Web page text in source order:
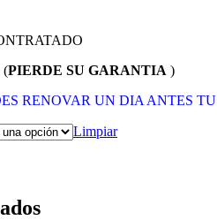
(PIERDE SU GARANTIA )
RENOVAR UN DIA ANTES TU
Limpiar